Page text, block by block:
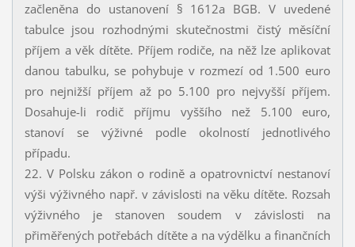
začleněna do ustanovení § 1612a BGB. V uvedené
tabulce jsou rozhodnými skutečnostmi čistý měsíční
příjem a věk dítěte. Příjem rodiče, na něž lze aplikovat
danou tabulku, se pohybuje v rozmezí od 1.500 euro
pro nejnižší příjem až po 5.100 pro nejvyšší příjem.
Dosahuje-li rodič příjmu vyššího než 5.100 euro,
stanoví se výživné podle okolností jednotlivého
případu.
22. V Polsku zákon o rodině a opatrovnictví nestanoví
výši výživného např. v závislosti na věku dítěte. Rozsah
výživného je stanoven soudem v závislosti na
přiměřených potřebách dítěte a na výdělku a finančních